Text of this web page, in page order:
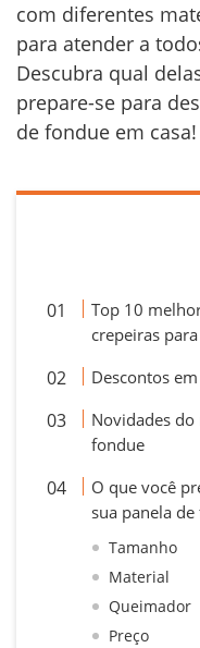
com diferentes
para atender a
Descubra qual
prepare-se para
de fondue em casa!
Top 10
crepeiras
Descontos
Novidades
fondue
O que você
sua panela
Tamanho
Material
Queimador
Preço